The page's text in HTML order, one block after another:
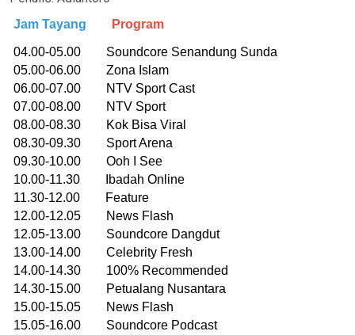
Jam Tayang Program
04.00-05.00 Soundcore Senandung Sunda
05.00-06.00 Zona Islam
06.00-07.00 NTV Sport Cast
07.00-08.00 NTV Sport
08.00-08.30 Kok Bisa Viral
08.30-09.30 Sport Arena
09.30-10.00 Ooh I See
10.00-11.30 Ibadah Online
11.30-12.00 Feature
12.00-12.05 News Flash
12.05-13.00 Soundcore Dangdut
13.00-14.00 Celebrity Fresh
14.00-14.30 100% Recommended
14.30-15.00 Petualang Nusantara
15.00-15.05 News Flash
15.05-16.00 Soundcore Podcast